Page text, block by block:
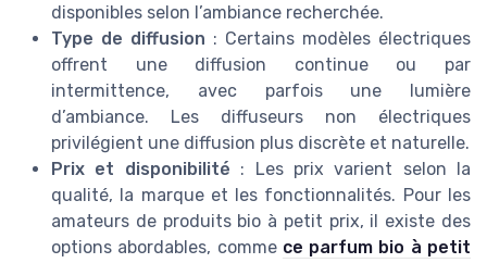
disponibles selon l’ambiance recherchée.
Type de diffusion : Certains modèles électriques
offrent une diffusion continue ou par
intermittence, avec parfois une lumière
d’ambiance. Les diffuseurs non électriques
privilégient une diffusion plus discrète et naturelle.
Prix et disponibilité : Les prix varient selon la
qualité, la marque et les fonctionnalités. Pour les
amateurs de produits bio à petit prix, il existe des
options abordables, comme ce parfum bio à petit